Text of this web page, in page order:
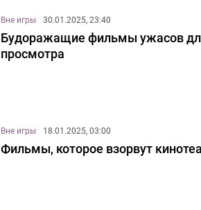
Вне игры 30.01.2025, 23:40
Будоражащие фильмы ужасов
просмотра
Вне игры 18.01.2025, 03:00
Фильмы, которое взорвут